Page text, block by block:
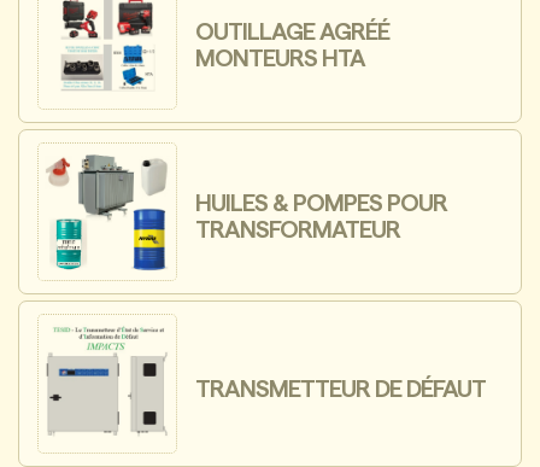
OUTILLAGE AGRÉÉ
MONTEURS HTA
HUILES & POMPES POUR
TRANSFORMATEUR
TRANSMETTEUR DE DÉFAUT